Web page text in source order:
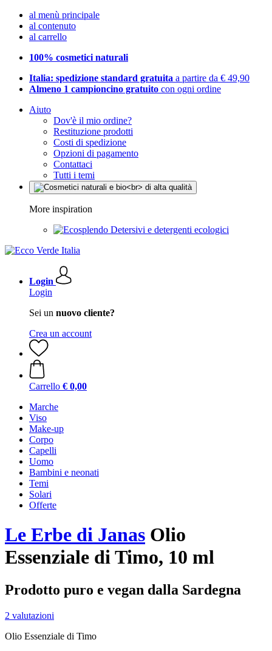
al menù principale
al contenuto
al carrello
100% cosmetici naturali
Italia: spedizione standard gratuita a partire da € 49,90
Almeno 1 campioncino gratuito con ogni ordine
Aiuto
Dov'è il mio ordine?
Restituzione prodotti
Costi di spedizione
Opzioni di pagamento
Contattaci
Tutti i temi
More inspiration
Detersivi e detergenti ecologici
Login
Login
Sei un nuovo cliente?
Crea un account
Carrello € 0,00
Marche
Viso
Make-up
Corpo
Capelli
Uomo
Bambini e neonati
Temi
Solari
Offerte
Le Erbe di Janas Olio
Essenziale di Timo, 10 ml
Prodotto puro e vegan dalla Sardegna
2 valutazioni
Olio Essenziale di Timo